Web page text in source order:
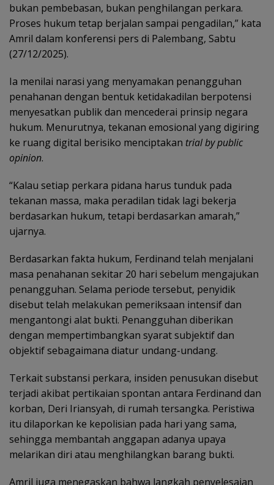
bukan pembebasan, bukan penghilangan perkara.
Proses hukum tetap berjalan sampai pengadilan,” kata
Amril dalam konferensi pers di Palembang, Sabtu
(27/12/2025).
Ia menilai narasi yang menyamakan penangguhan
penahanan dengan bentuk ketidakadilan berpotensi
menyesatkan publik dan mencederai prinsip negara
hukum. Menurutnya, tekanan emosional yang digiring
ke ruang digital berisiko menciptakan trial by public
opinion.
“Kalau setiap perkara pidana harus tunduk pada
tekanan massa, maka peradilan tidak lagi bekerja
berdasarkan hukum, tetapi berdasarkan amarah,”
ujarnya.
Berdasarkan fakta hukum, Ferdinand telah menjalani
masa penahanan sekitar 20 hari sebelum mengajukan
penangguhan. Selama periode tersebut, penyidik
disebut telah melakukan pemeriksaan intensif dan
mengantongi alat bukti. Penangguhan diberikan
dengan mempertimbangkan syarat subjektif dan
objektif sebagaimana diatur undang-undang.
Terkait substansi perkara, insiden penusukan disebut
terjadi akibat pertikaian spontan antara Ferdinand dan
korban, Deri Iriansyah, di rumah tersangka. Peristiwa
itu dilaporkan ke kepolisian pada hari yang sama,
sehingga membantah anggapan adanya upaya
melarikan diri atau menghilangkan barang bukti.
Amril juga menegaskan bahwa langkah penyelesaian